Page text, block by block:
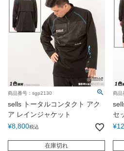
商品番号：sgp2130
sells トータルコンタクト アク
ア レインジャケット
¥8,800税込
在庫切れ
商品
セ
¥